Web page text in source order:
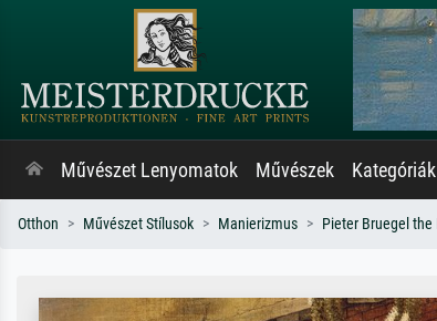
Művészet Lenyomatok Művészek Kategóriák
Otthon Művészet Stílusok Manierizmus Pieter Bruegel the